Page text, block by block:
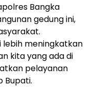
Bangka
gedung ini,
lebih meningkatkan
kita yang ada di
pelayanan
Bupati.